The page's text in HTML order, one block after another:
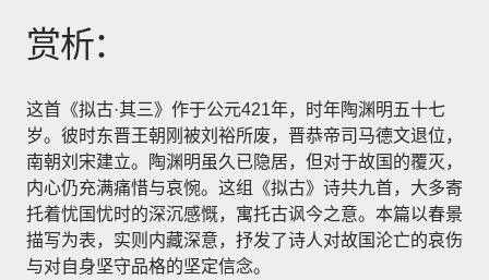
赏析：
这首《拟古·其三》作于公元421年，时年陶渊明五十七
岁。彼时东晋王朝刚被刘裕所废，晋恭帝司马德文退位，
南朝刘宋建立。陶渊明虽久已隐居，但对于故国的覆灭，
内心仍充满痛惜与哀惋。这组《拟古》诗共九首，大多寄
托着忧国忧时的深沉感慨，寓托古讽今之意。本篇以春景
描写为表，实则内藏深意，抒发了诗人对故国沦亡的哀伤
与对自身坚守品格的坚定信念。